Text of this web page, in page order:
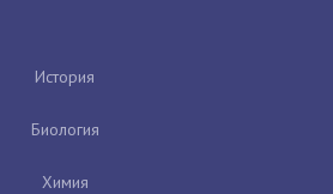
История
Биология
Химия